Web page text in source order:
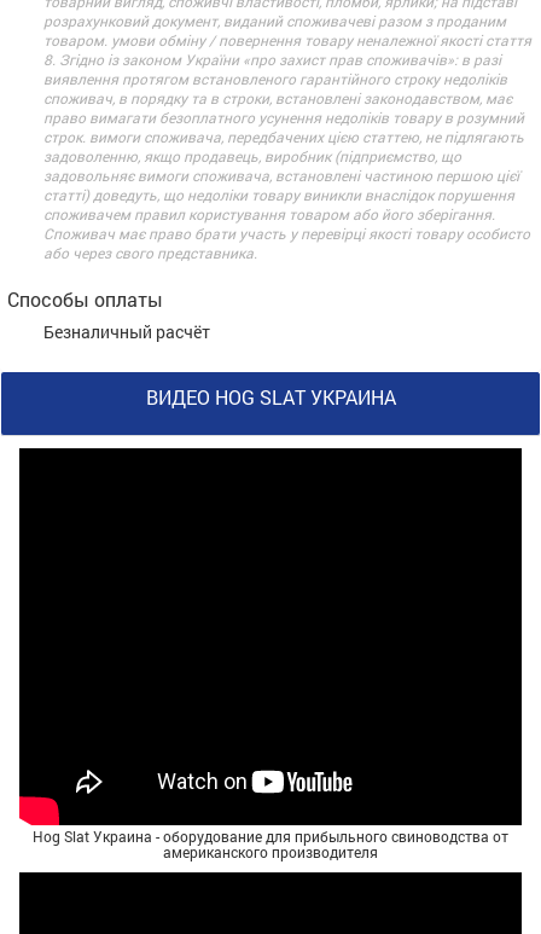
розрахунковий документ, виданий споживачеві разом з проданим
товаром. умови обміну / повернення товару неналежної якості стаття
8. Згідно із законом України «про захист прав споживачів»: в разі
виявлення протягом встановленого гарантійного строку недоліків
споживач, в порядку та в строки, встановлені законодавством, має
право вимагати безоплатного усунення недоліків товару в розумний
строк. вимоги споживача, передбачених цією статтею, не підлягають
задоволенню, якщо продавець, виробник (підприємство, що
задовольняє вимоги споживача, встановлені частиною першою цієї
статті) доведуть, що недоліки товару виникли внаслідок порушення
споживачем правил користування товаром або його зберігання.
Споживач має право брати участь у перевірці якості товару особисто
або через свого представника.
Способы оплаты
Безналичный расчёт
ВИДЕО HOG SLAT УКРАИНА
Hog Slat Украина - оборудование для прибыльного свиноводства от
американского производителя